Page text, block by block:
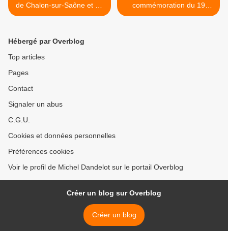
de Chalon-sur-Saône et de
la FNACA *** Programme
le 19 mars 2014 ***
D'autres informations des
Comités de Saône-et-Loire
commémoration du 19
mars 1962 n'appartient plus
Hébergé par Overblog
Top articles
Pages
Contact
Signaler un abus
C.G.U.
Cookies et données personnelles
Préférences cookies
Voir le profil de Michel Dandelot sur le portail Overblog
Créer un blog sur Overblog
Créer un blog